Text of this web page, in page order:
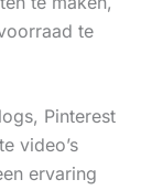
te
Pinterest
video’s
ervaring